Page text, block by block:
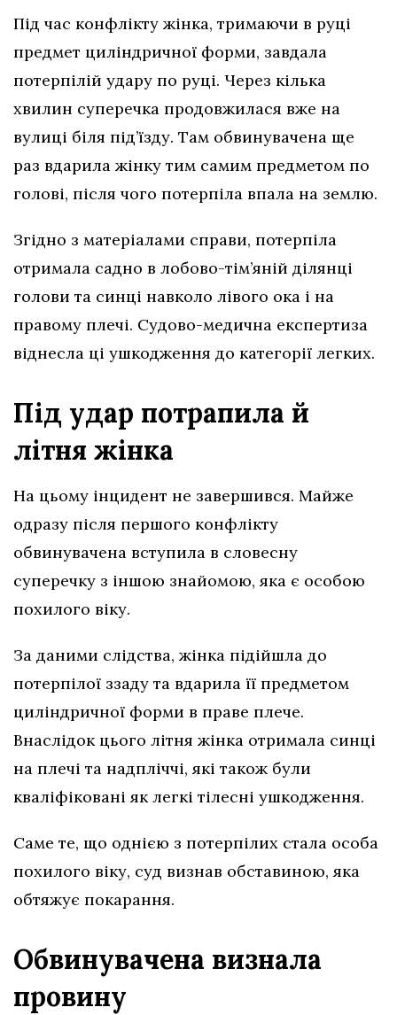
Під час конфлікту жінка, тримаючи в руці
предмет циліндричної форми, завдала
потерпілій удару по руці. Через кілька
хвилин суперечка продовжилася вже на
вулиці біля під’їзду. Там обвинувачена ще
раз вдарила жінку тим самим предметом по
голові, після чого потерпіла впала на землю.
Згідно з матеріалами справи, потерпіла
отримала садно в лобово-тім’яній ділянці
голови та синці навколо лівого ока і на
правому плечі. Судово-медична експертиза
віднесла ці ушкодження до категорії легких.
Під удар потрапила й
літня жінка
На цьому інцидент не завершився. Майже
одразу після першого конфлікту
обвинувачена вступила в словесну
суперечку з іншою знайомою, яка є особою
похилого віку.
За даними слідства, жінка підійшла до
потерпілої ззаду та вдарила її предметом
циліндричної форми в праве плече.
Внаслідок цього літня жінка отримала синці
на плечі та надпліччі, які також були
кваліфіковані як легкі тілесні ушкодження.
Саме те, що однією з потерпілих стала особа
похилого віку, суд визнав обставиною, яка
обтяжує покарання.
Обвинувачена визнала
провину